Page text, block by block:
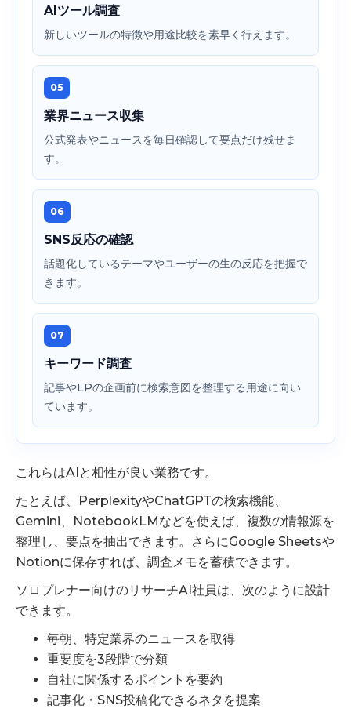
AIツール調査
新しいツールの特徴や用途比較を素早く行えます。
05
業界ニュース収集
公式発表やニュースを毎日確認して要点だけ残せま
す。
06
SNS反応の確認
話題化しているテーマやユーザーの生の反応を把握で
きます。
07
キーワード調査
記事やLPの企画前に検索意図を整理する用途に向い
ています。
これらはAIと相性が良い業務です。
たとえば、PerplexityやChatGPTの検索機能、
Gemini、NotebookLMなどを使えば、複数の情報源を
整理し、要点を抽出できます。さらにGoogle Sheetsや
Notionに保存すれば、調査メモを蓄積できます。
ソロプレナー向けのリサーチAI社員は、次のように設計
できます。
毎朝、特定業界のニュースを取得
重要度を3段階で分類
自社に関係するポイントを要約
記事化・SNS投稿化できるネタを提案